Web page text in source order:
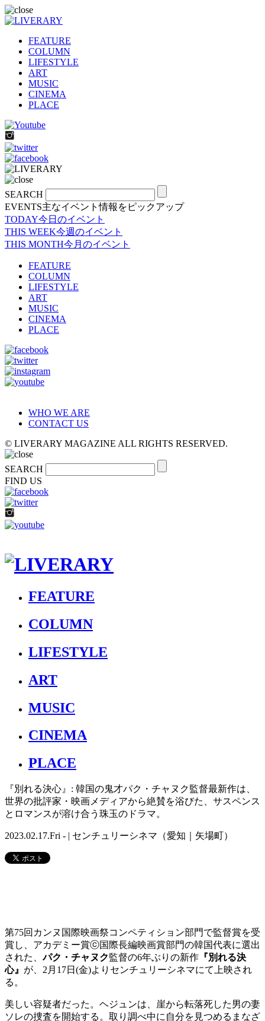
FEATURE
COLUMN
LIFESTYLE
ART
MUSIC
CINEMA
PLACE
SEARCH
EVENTS主なイベント情報をピックアップ
TODAY今日のイベント
THIS WEEK今週のイベント
THIS MONTH今月のイベント
FEATURE
COLUMN
LIFESTYLE
ART
MUSIC
CINEMA
PLACE
WHO WE ARE
CONTACT US
© LIVERARY MAGAZINE ALL RIGHTS RESERVED.
SEARCH
FIND US
FEATURE
COLUMN
LIFESTYLE
ART
MUSIC
CINEMA
PLACE
『別れる決心』: 韓国の鬼才パク・チャヌク監督最新作は、
世界の批評家・映画メディアから絶賛を浴びた、サスペンス
とロマンスが溶け合う珠玉のドラマ。
2023.02.17.Fri - | センチュリーシネマ（愛知｜矢場町）
第75回カンヌ国際映画祭コンペティション部門で監督賞を受
賞し、アカデミー賞ⓒ国際長編映画賞部門の韓国代表に選出
された、パク・チャヌク監督の6年ぶりの新作 『別れる決
心』 が、2月17日(金)よりセンチュリーシネマにて上映され
る。
美しい容疑者だった。ヘジュンは、崖から転落死した男の妻
ソレの捜査を開始する。取り調べ中に自分を見つめるまなざ